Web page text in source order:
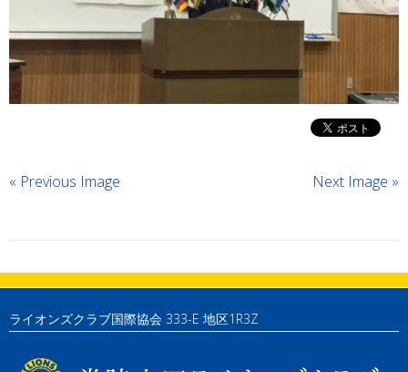
« Previous Image Next Image »
ライオンズクラブ国際協会 333-E 地区1R3Z